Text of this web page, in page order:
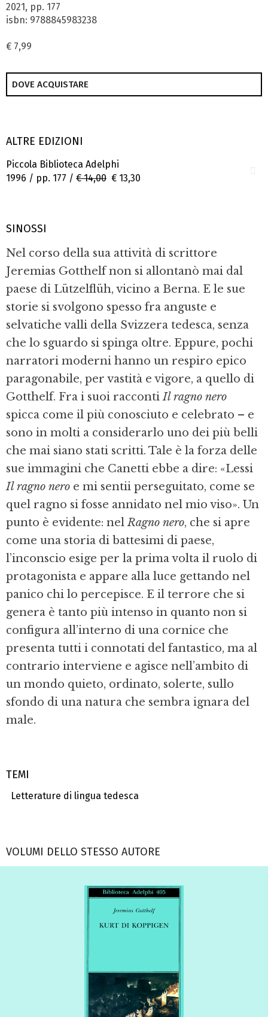
2021, pp. 177
isbn: 9788845983238
€ 7,99
DOVE ACQUISTARE
TEMI
Letterature di lingua tedesca
ALTRE EDIZIONI
Piccola Biblioteca Adelphi
1996 / pp. 177 / € 14,00 € 13,30
SINOSSI
Nel corso della sua attività di scrittore
Jeremias Gotthelf non si allontanò mai dal
paese di Lützelflüh, vicino a Berna. E le sue
storie si svolgono spesso fra anguste e
selvatiche valli della Svizzera tedesca, senza
che lo sguardo si spinga oltre. Eppure, pochi
narratori moderni hanno un respiro epico
paragonabile, per vastità e vigore, a quello di
Gotthelf. Fra i suoi raccontiIl ragno nero
spicca come il più conosciuto e celebrato – e
sono in molti a considerarlo uno dei più belli
che mai siano stati scritti. Tale è la forza delle
sue immagini che Canetti ebbe a dire: «Lessi
Il ragno nero e mi sentii perseguitato, come se
quel ragno si fosse annidato nel mio viso». Un
punto è evidente: nelRagno nero, che si apre
come una storia di battesimi di paese,
l’inconscio esige per la prima volta il ruolo di
protagonista e appare alla luce gettando nel
panico chi lo percepisce. E il terrore che si
genera è tanto più intenso in quanto non si
configura all’interno di una cornice che
presenta tutti i connotati del fantastico, ma al
contrario interviene e agisce nell’ambito di
un mondo quieto, ordinato, solerte, sullo
sfondo di una natura che sembra ignara del
male.
VOLUMI DELLO STESSO AUTORE